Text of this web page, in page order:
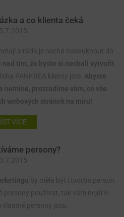
a co klienta čeká
a ráda je nechá nakouknout do
tím, že byste si nechali vytvořit
PANKREA klienty jste. Abyste
nemine, prozradíme vám, co vše
webových stránek na míru!
VÍCE
persony?
by měla být i tvorba person.
persony používat, tak vám nejdřív
vlastně persony jsou.